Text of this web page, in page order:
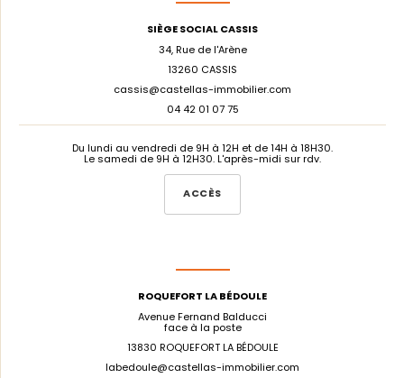
SIÈGE SOCIAL CASSIS
34, Rue de l'Arène
13260 CASSIS
cassis@castellas-immobilier.com
04 42 01 07 75
Du lundi au vendredi de 9H à 12H et de 14H à 18H30.
Le samedi de 9H à 12H30. L'après-midi sur rdv.
ACCÈS
ROQUEFORT LA BÉDOULE
Avenue Fernand Balducci
face à la poste
13830 ROQUEFORT LA BÉDOULE
labedoule@castellas-immobilier.com